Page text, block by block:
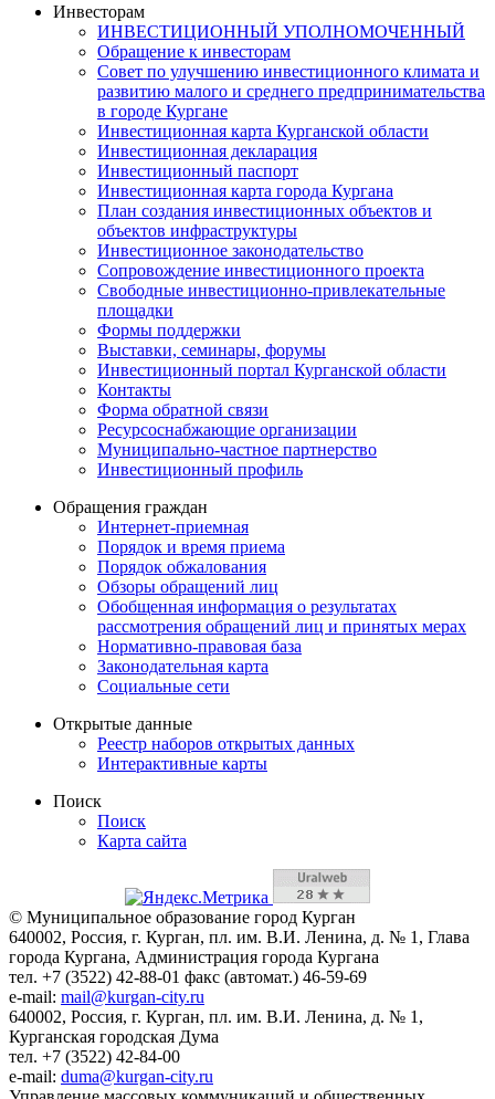
Инвесторам
ИНВЕСТИЦИОННЫЙ УПОЛНОМОЧЕННЫЙ
Обращение к инвесторам
Совет по улучшению инвестиционного климата и
развитию малого и среднего предпринимательства
в городе Кургане
Инвестиционная карта Курганской области
Инвестиционная декларация
Инвестиционный паспорт
Инвестиционная карта города Кургана
План создания инвестиционных объектов и
объектов инфраструктуры
Инвестиционное законодательство
Сопровождение инвестиционного проекта
Свободные инвестиционно-привлекательные
площадки
Формы поддержки
Выставки, семинары, форумы
Инвестиционный портал Курганской области
Контакты
Форма обратной связи
Ресурсоснабжающие организации
Муниципально-частное партнерство
Инвестиционный профиль
Обращения граждан
Интернет-приемная
Порядок и время приема
Порядок обжалования
Обзоры обращений лиц
Обобщенная информация о результатах
рассмотрения обращений лиц и принятых мерах
Нормативно-правовая база
Законодательная карта
Социальные сети
Открытые данные
Реестр наборов открытых данных
Интерактивные карты
Поиск
Поиск
Карта сайта
© Муниципальное образование город Курган
640002, Россия, г. Курган, пл. им. В.И. Ленина, д. № 1, Глава
города Кургана, Администрация города Кургана
тел. +7 (3522) 42-88-01 факс (автомат.) 46-59-69
e-mail: mail@kurgan-city.ru
640002, Россия, г. Курган, пл. им. В.И. Ленина, д. № 1,
Курганская городская Дума
тел. +7 (3522) 42-84-00
e-mail: duma@kurgan-city.ru